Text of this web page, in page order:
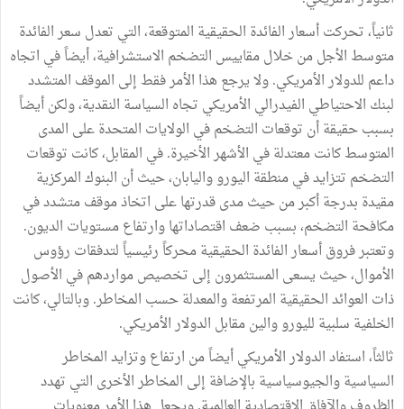
ثانياً، تحركت أسعار الفائدة الحقيقية المتوقعة، التي تعدل سعر الفائدة
متوسط الأجل من خلال مقاييس التضخم الاستشرافية، أيضاً في اتجاه
داعم للدولار الأمريكي. ولا يرجع هذا الأمر فقط إلى الموقف المتشدد
لبنك الاحتياطي الفيدرالي الأمريكي تجاه السياسة النقدية، ولكن أيضاً
بسبب حقيقة أن توقعات التضخم في الولايات المتحدة على المدى
المتوسط كانت معتدلة في الأشهر الأخيرة. في المقابل، كانت توقعات
التضخم تتزايد في منطقة اليورو واليابان، حيث أن البنوك المركزية
مقيدة بدرجة أكبر من حيث مدى قدرتها على اتخاذ موقف متشدد في
مكافحة التضخم، بسبب ضعف اقتصاداتها وارتفاع مستويات الديون.
وتعتبر فروق أسعار الفائدة الحقيقية محركاً رئيسياً لتدفقات رؤوس
الأموال، حيث يسعى المستثمرون إلى تخصيص مواردهم في الأصول
ذات العوائد الحقيقية المرتفعة والمعدلة حسب المخاطر. وبالتالي، كانت
الخلفية سلبية لليورو والين مقابل الدولار الأمريكي.
ثالثاً، استفاد الدولار الأمريكي أيضاً من ارتفاع وتزايد المخاطر
السياسية والجيوسياسية بالإضافة إلى المخاطر الأخرى التي تهدد